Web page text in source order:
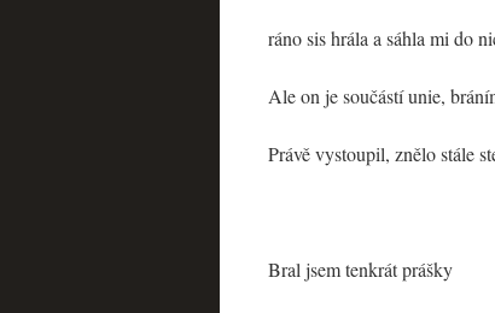
ráno sis hrála a sáhla mi do
Ale on je součástí unie,
Právě vystoupil, znělo stále
Bral jsem tenkrát prášky